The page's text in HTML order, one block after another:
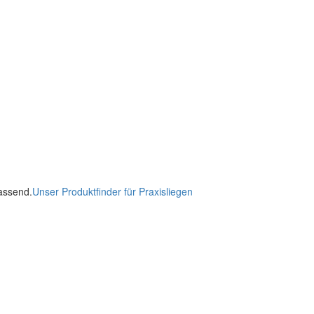
Unser Produktfinder für Praxisliegen